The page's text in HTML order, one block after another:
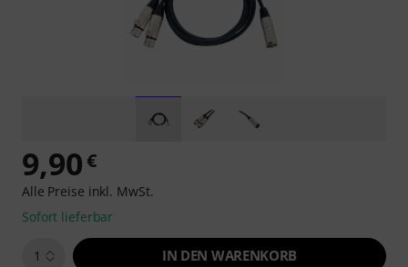
9,90€
Alle Preise inkl. MwSt.
Sofort lieferbar
1 IN DEN WARENKORB